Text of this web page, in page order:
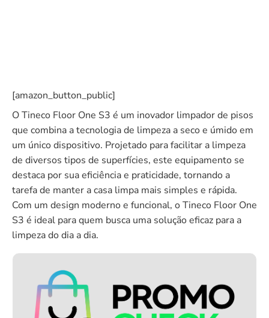
[amazon_button_public]
O Tineco Floor One S3 é um inovador limpador de pisos
que combina a tecnologia de limpeza a seco e úmido em
um único dispositivo. Projetado para facilitar a limpeza
de diversos tipos de superfícies, este equipamento se
destaca por sua eficiência e praticidade, tornando a
tarefa de manter a casa limpa mais simples e rápida.
Com um design moderno e funcional, o Tineco Floor One
S3 é ideal para quem busca uma solução eficaz para a
limpeza do dia a dia.